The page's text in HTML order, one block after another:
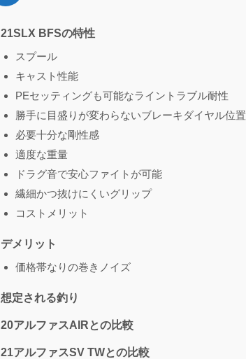
21SLX BFSの特性
スプール
キャスト性能
PEセッティングも可能なライントラブル耐性
勝手に目盛りが変わらないブレーキダイヤル位置
必要十分な剛性感
適度な重量
ドラグ音で安心ファイトが可能
繊細かつ抜けにくいグリップ
コストメリット
デメリット
価格帯なりの巻きノイズ
想定される釣り
20アルファスAIRとの比較
21アルファスSV TWとの比較